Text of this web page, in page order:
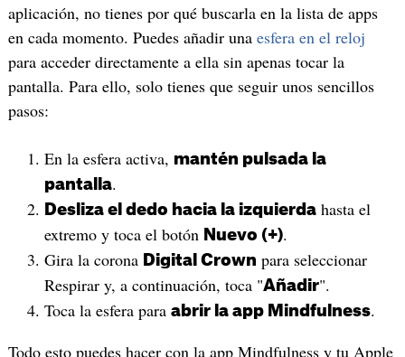
aplicación, no tienes por qué buscarla en la lista de apps
en cada momento. Puedes añadir una esfera en el reloj
para acceder directamente a ella sin apenas tocar la
pantalla. Para ello, solo tienes que seguir unos sencillos
pasos:
En la esfera activa, mantén pulsada la
pantalla.
Desliza el dedo hacia la izquierdahasta el
extremo y toca el botón Nuevo (+).
Gira la corona Digital Crown para seleccionar
Respirar y, a continuación, toca "Añadir".
Toca la esfera para abrir la app Mindfulness.
Todo esto puedes hacer con la app Mindfulness y tu Apple